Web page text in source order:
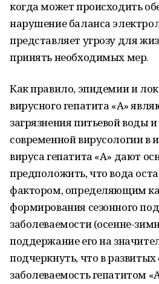
когда может происходить
нарушение баланса
представляет угрозу для
принять необходимых мер.
Как правило, эпидемии и
вирусного гепатита «А»
загрязнения питьевой воды
современной вирусологии в
вируса гепатита «А» дают
предположить, что вода
фактором, определяющим
формирования сезонного
заболеваемости (осенне-
поддержание его на
подчеркнуть, что в развитых
заболеваемость гепатитом